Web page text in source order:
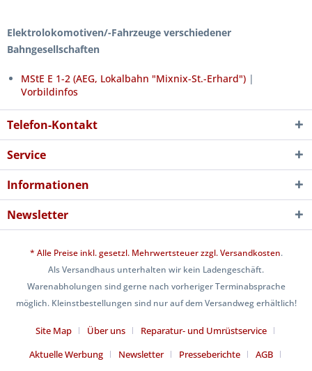
Elektrolokomotiven/-Fahrzeuge verschiedener
Bahngesellschaften
MStE E 1-2 (AEG, Lokalbahn "Mixnix-St.-Erhard") |
Vorbildinfos
Telefon-Kontakt
Service
Informationen
Newsletter
* Alle Preise inkl. gesetzl. Mehrwertsteuer zzgl.Versandkosten.
Als Versandhaus unterhalten wir kein Ladengeschäft.
Warenabholungen sind gerne nach vorheriger Terminabsprache
möglich. Kleinstbestellungen sind nur auf dem Versandweg erhältlich!
Site Map Über uns
Reparatur- und Umrüstservice
Aktuelle Werbung
Newsletter Presseberichte AGB